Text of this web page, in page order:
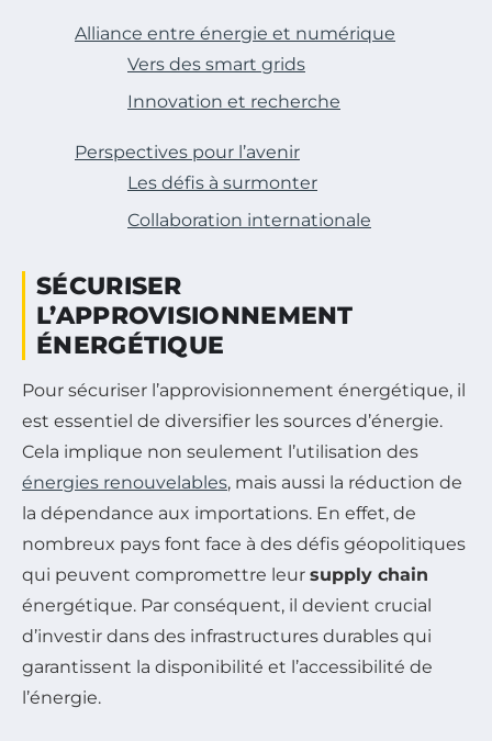
Alliance entre énergie et numérique
Vers des smart grids
Innovation et recherche
Perspectives pour l’avenir
Les défis à surmonter
Collaboration internationale
SÉCURISER
L’APPROVISIONNEMENT
ÉNERGÉTIQUE
Pour sécuriser l’approvisionnement énergétique, il
est essentiel de diversifier les sources d’énergie.
Cela implique non seulement l’utilisation des
énergies renouvelables, mais aussi la réduction de
la dépendance aux importations. En effet, de
nombreux pays font face à des défis géopolitiques
qui peuvent compromettre leur supply chain
énergétique. Par conséquent, il devient crucial
d’investir dans des infrastructures durables qui
garantissent la disponibilité et l’accessibilité de
l’énergie.